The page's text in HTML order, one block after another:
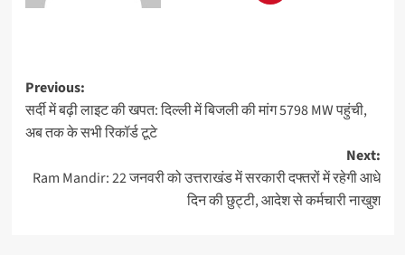
Previous:
सर्दी में बढ़ी लाइट की खपत: दिल्ली में बिजली की मांग 5798 MW पहुंची,
अब तक के सभी रिकॉर्ड टूटे
Next:
Ram Mandir: 22 जनवरी को उत्तराखंड में सरकारी दफ्तरों में रहेगी आधे
दिन की छुट्टी, आदेश से कर्मचारी नाखुश